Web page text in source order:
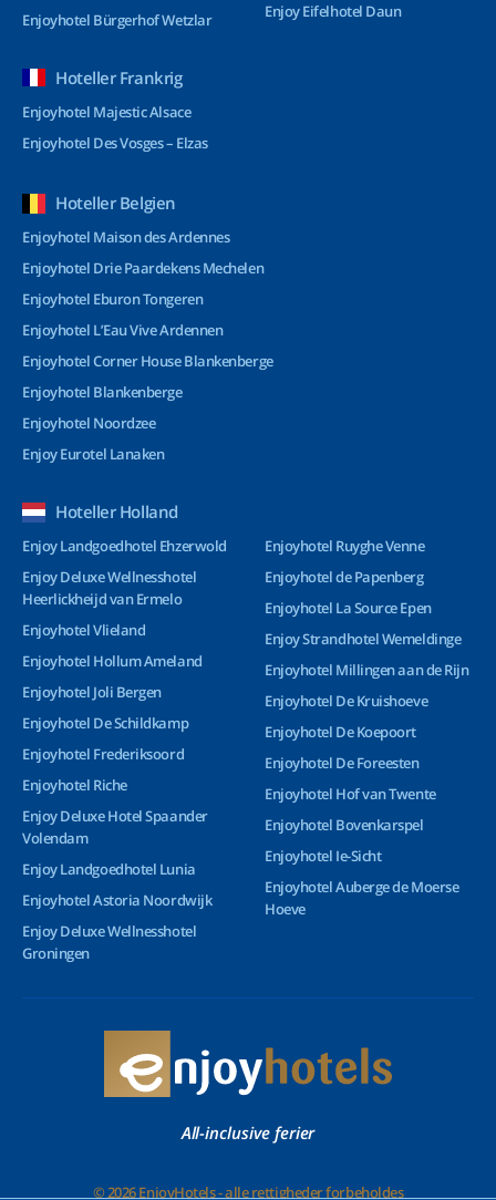
Enjoyhotel Bürgerhof Wetzlar
Enjoy Eifelhotel Daun
Hoteller Frankrig
Enjoyhotel Majestic Alsace
Enjoyhotel Des Vosges – Elzas
Hoteller Belgien
Enjoyhotel Maison des Ardennes
Enjoyhotel Drie Paardekens Mechelen
Enjoyhotel Eburon Tongeren
Enjoyhotel L’Eau Vive Ardennen
Enjoyhotel Corner House Blankenberge
Enjoyhotel Blankenberge
Enjoyhotel Noordzee
Enjoy Eurotel Lanaken
Hoteller Holland
Enjoy Landgoedhotel Ehzerwold
Enjoy Deluxe Wellnesshotel
Heerlickheijd van Ermelo
Enjoyhotel Vlieland
Enjoyhotel Hollum Ameland
Enjoyhotel Joli Bergen
Enjoyhotel De Schildkamp
Enjoyhotel Frederiksoord
Enjoyhotel Riche
Enjoy Deluxe Hotel Spaander
Volendam
Enjoy Landgoedhotel Lunia
Enjoyhotel Astoria Noordwijk
Enjoy Deluxe Wellnesshotel
Groningen
Enjoyhotel Ruyghe Venne
Enjoyhotel de Papenberg
Enjoyhotel La Source Epen
Enjoy Strandhotel Wemeldinge
Enjoyhotel Millingen aan de Rijn
Enjoyhotel De Kruishoeve
Enjoyhotel De Koepoort
Enjoyhotel De Foreesten
Enjoyhotel Hof van Twente
Enjoyhotel Bovenkarspel
Enjoyhotel Ie-Sicht
Enjoyhotel Auberge de Moerse
Hoeve
All-inclusive ferier
© 2026 EnjoyHotels - alle rettigheder forbeholdes